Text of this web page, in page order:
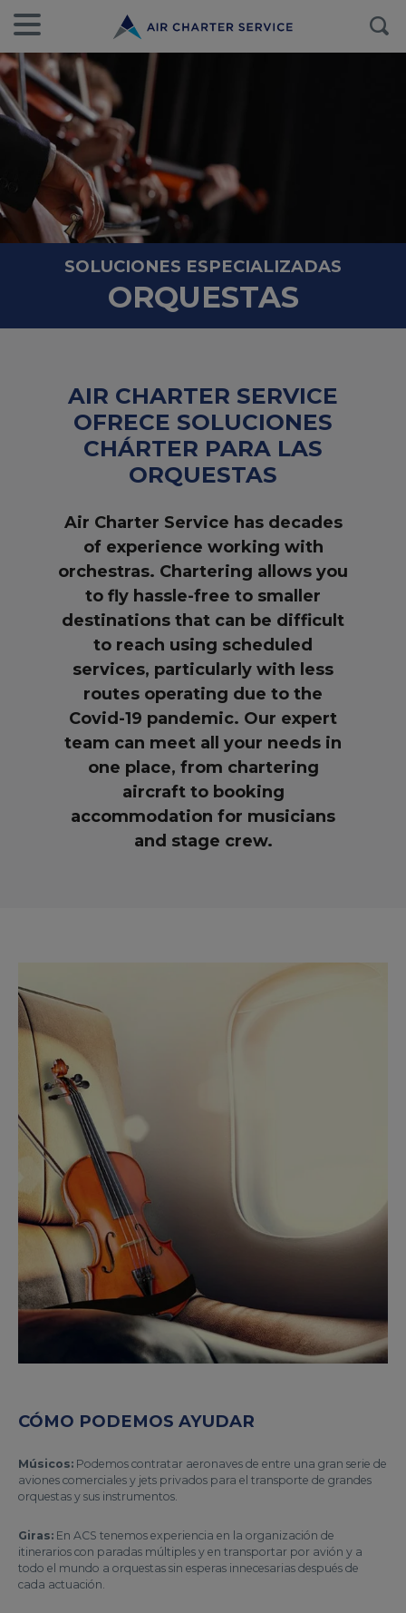
SOLUCIONES ESPECIALIZADAS
ORQUESTAS
AIR CHARTER SERVICE
OFRECE SOLUCIONES
CHÁRTER PARA LAS
ORQUESTAS
Air Charter Service has decades
of experience working with
orchestras. Chartering allows you
to fly hassle-free to smaller
destinations that can be difficult
to reach using scheduled
services, particularly with less
routes operating due to the
Covid-19 pandemic. Our expert
team can meet all your needs in
one place, from chartering
aircraft to booking
accommodation for musicians
and stage crew.
CÓMO PODEMOS AYUDAR
Músicos: Podemos contratar aeronaves de entre una gran serie de
aviones comerciales y jets privados para el transporte de grandes
orquestas y sus instrumentos.
Giras: En ACS tenemos experiencia en la organización de
itinerarios con paradas múltiples y en transportar por avión y a
todo el mundo a orquestas sin esperas innecesarias después de
cada actuación.